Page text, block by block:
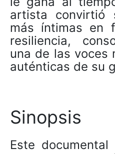
artista convirtió
más íntimas en
resiliencia,
una de las voces
auténticas de su
Sinopsis
Este